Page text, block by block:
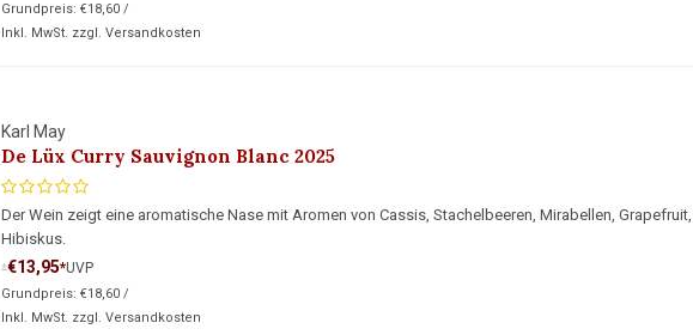
Grundpreis: €18,60 /
Inkl. MwSt. zzgl. Versandkosten
Karl May
De Lüx Curry Sauvignon Blanc 2025
Der Wein zeigt eine aromatische Nase mit Aromen von Cassis, Stachelbeeren, Mirabellen,
Hibiskus.
*€13,95*UVP
Grundpreis: €18,60 /
Inkl. MwSt. zzgl. Versandkosten